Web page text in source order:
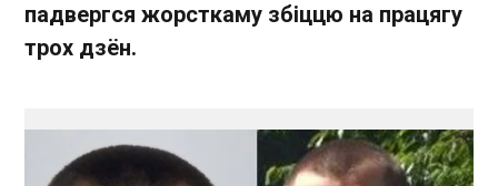
падвергся жорсткаму збіццю на працягу
трох дзён.